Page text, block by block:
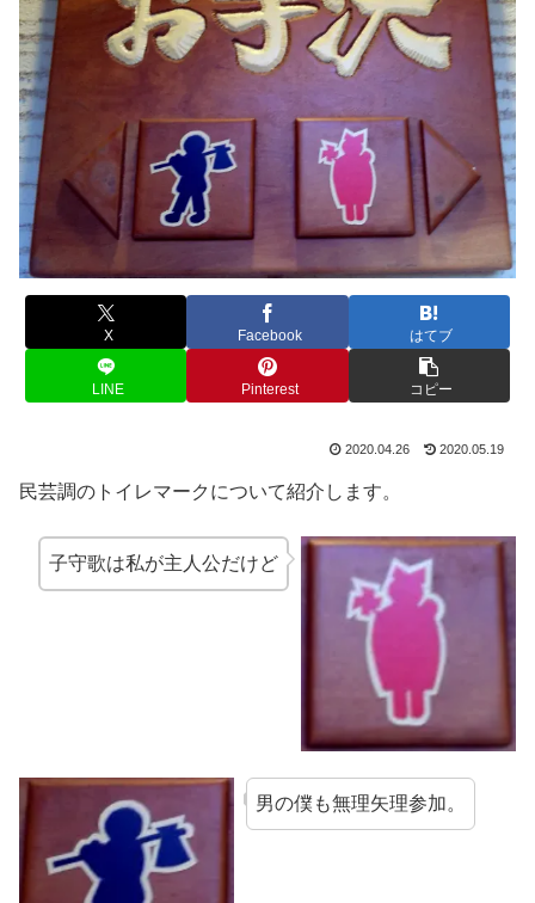
X Facebook はてブ
LINE Pinterest コピー
2020.04.26 2020.05.19
民芸調のトイレマークについて紹介します。
子守歌は私が主人公だけど
男の僕も無理矢理参加。